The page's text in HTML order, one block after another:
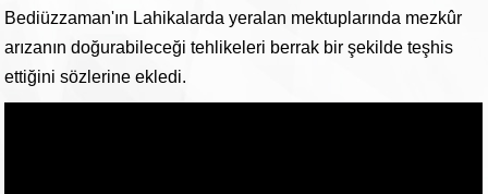
Bediüzzaman'ın Lahikalarda yeralan mektuplarında mezkûr
arızanın doğurabileceği tehlikeleri berrak bir şekilde teşhis
ettiğini sözlerine ekledi.